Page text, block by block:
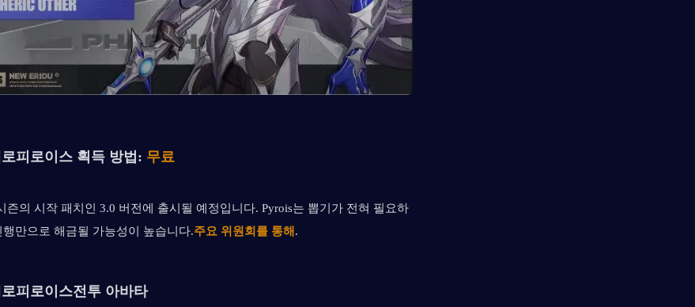
피로이스 획득 방법: 무료
즌의 시작 패치인 3.0 버전에 출시될 예정입니다. Pyrois는 뽑기가 전혀 필요하
만으로 해금될 가능성이 높습니다.주요 위원회를 통해 .
피로이스전투 아바타